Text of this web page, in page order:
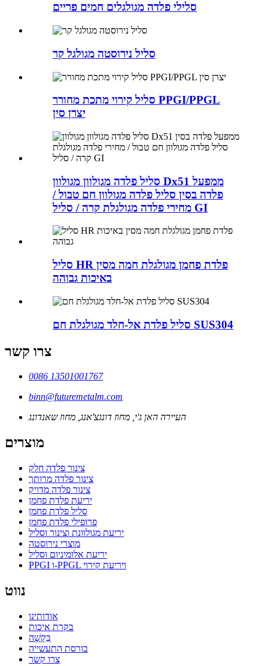
סלילי פלדה מגולגלים חמים פריים
סליל נירוסטה מגולגל קר
סליל קירוי מתכת מחורר PPGI/PPGL
יצרן סין
סליל פלדה מגולוון מגולוון Dx51 ממפעל
פלדה בסין סליל פלדה מגולוון חם טבול /
מחירי פלדה מגולגלת קרה / סליל GI
סליל HR פלדת פחמן מגולגלת חמה מסין
באיכות גבוהה
סליל פלדת אל-חלד מגולגלת חם SUS304
צרו קשר
0086 13501001767
binn@futuremetalm.com
העיירה האן ג'י, מחוז דונגצ'אנג, מחוז שאנדונג
מוצרים
צינור פלדה חלק
צינור פלדה מרותך
צינור פלדה מדויק
יריעת פלדת פחמן
סליל פלדת פחמן
פרופילי פלדת פחמן
יריעת מגולוונת וצינור וסליל
מוצרי נירוסטה
יריעת אלומיניום וסליל
PPGI ו-PPGL ויריעת קירוי
נווט
אודותינו
בקרת איכות
בַּקָשָׁה
בורסת התעשייה
צרו קשר